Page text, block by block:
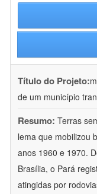
Título do Projeto:
de um município
Resumo: Terras
lema que mobilizou
anos 1960 e 1970.
Brasília, o Pará
atingidas por